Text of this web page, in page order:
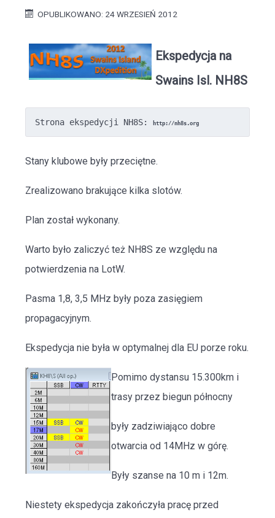
OPUBLIKOWANO: 24 WRZESIEŃ 2012
Ekspedycja na
Swains Isl. NH8S
Strona ekspedycji NH8S: http://nh8s.org
Stany klubowe były przeciętne.
Zrealizowano brakujące kilka slotów.
Plan został wykonany.
Warto było zaliczyć też NH8S ze względu na
potwierdzenia na LotW.
Pasma 1,8, 3,5 MHz były poza zasięgiem
propagacyjnym.
Ekspedycja nie była w optymalnej dla EU porze roku.
Pomimo dystansu 15.300km i
trasy przez biegun północny
były zadziwiająco dobre
otwarcia od 14MHz w górę.
Były szanse na 10 m i 12m.
Niestety ekspedycja zakończyła pracę przed